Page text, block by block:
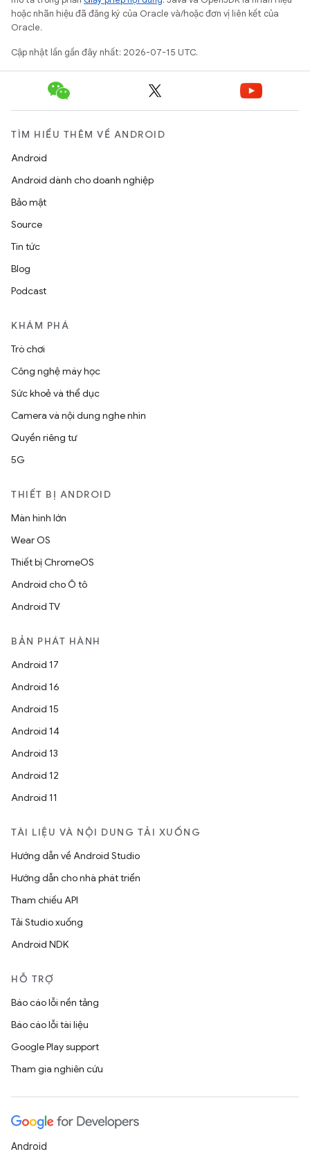
hoặc nhãn hiệu đã đăng ký của Oracle và/hoặc đơn vị liên kết của
Oracle.
Cập nhật lần gần đây nhất: 2026-07-15 UTC.
TÌM HIỂU THÊM VỀ ANDROID
Android
Android dành cho doanh nghiệp
Bảo mật
Source
Tin tức
Blog
Podcast
KHÁM PHÁ
Trò chơi
Công nghệ máy học
Sức khoẻ và thể dục
Camera và nội dung nghe nhìn
Quyền riêng tư
5G
THIẾT BỊ ANDROID
Màn hình lớn
Wear OS
Thiết bị ChromeOS
Android cho Ô tô
Android TV
BẢN PHÁT HÀNH
Android 17
Android 16
Android 15
Android 14
Android 13
Android 12
Android 11
TÀI LIỆU VÀ NỘI DUNG TẢI XUỐNG
Hướng dẫn về Android Studio
Hướng dẫn cho nhà phát triển
Tham chiếu API
Tải Studio xuống
Android NDK
HỖ TRỢ
Báo cáo lỗi nền tảng
Báo cáo lỗi tài liệu
Google Play support
Tham gia nghiên cứu
Android